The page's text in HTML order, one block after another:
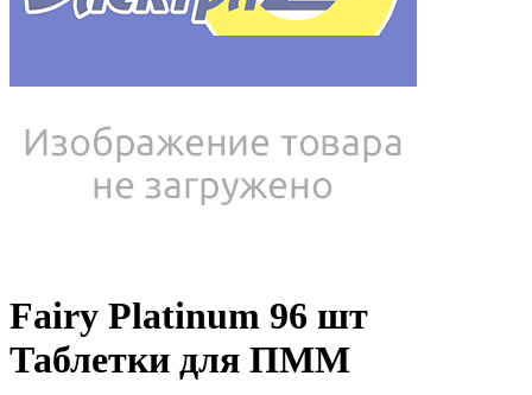
Fairy Platinum 96 шт
Таблетки для ПММ